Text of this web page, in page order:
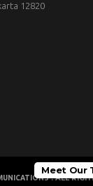
12820
. ALL
Meet Our